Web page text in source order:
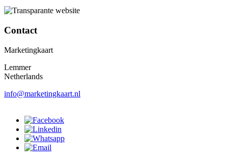
Contact
Marketingkaart
Lemmer
Netherlands
info@marketingkaart.nl